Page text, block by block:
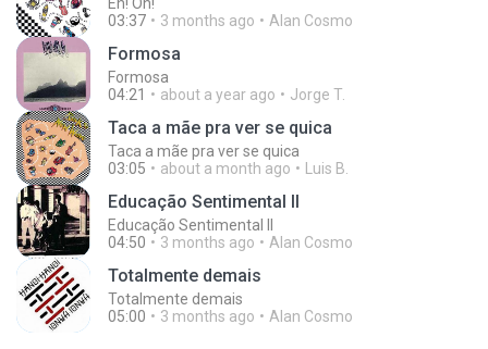
03:37
3 months ago Alan Cosmo
Formosa
Formosa
04:21
about a year ago Jorge T.
Taca a mãe pra ver se quica
Taca a mãe pra ver se quica
03:05
about a month ago Luis B.
Educação Sentimental II
Educação Sentimental II
04:50
3 months ago Alan Cosmo
Totalmente demais
Totalmente demais
05:00
3 months ago Alan Cosmo